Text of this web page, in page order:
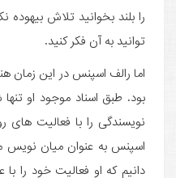
را بلند بخوانید تلاش بیهوده
توانید به آن فکر کنید.
اما رالف اسپنس در این زمان
بود. طبق اسناد موجود او
نویسندگی را با فعالیت های
اسپنس به عنوان میان نویس
دانیم که او فعالیت خود را